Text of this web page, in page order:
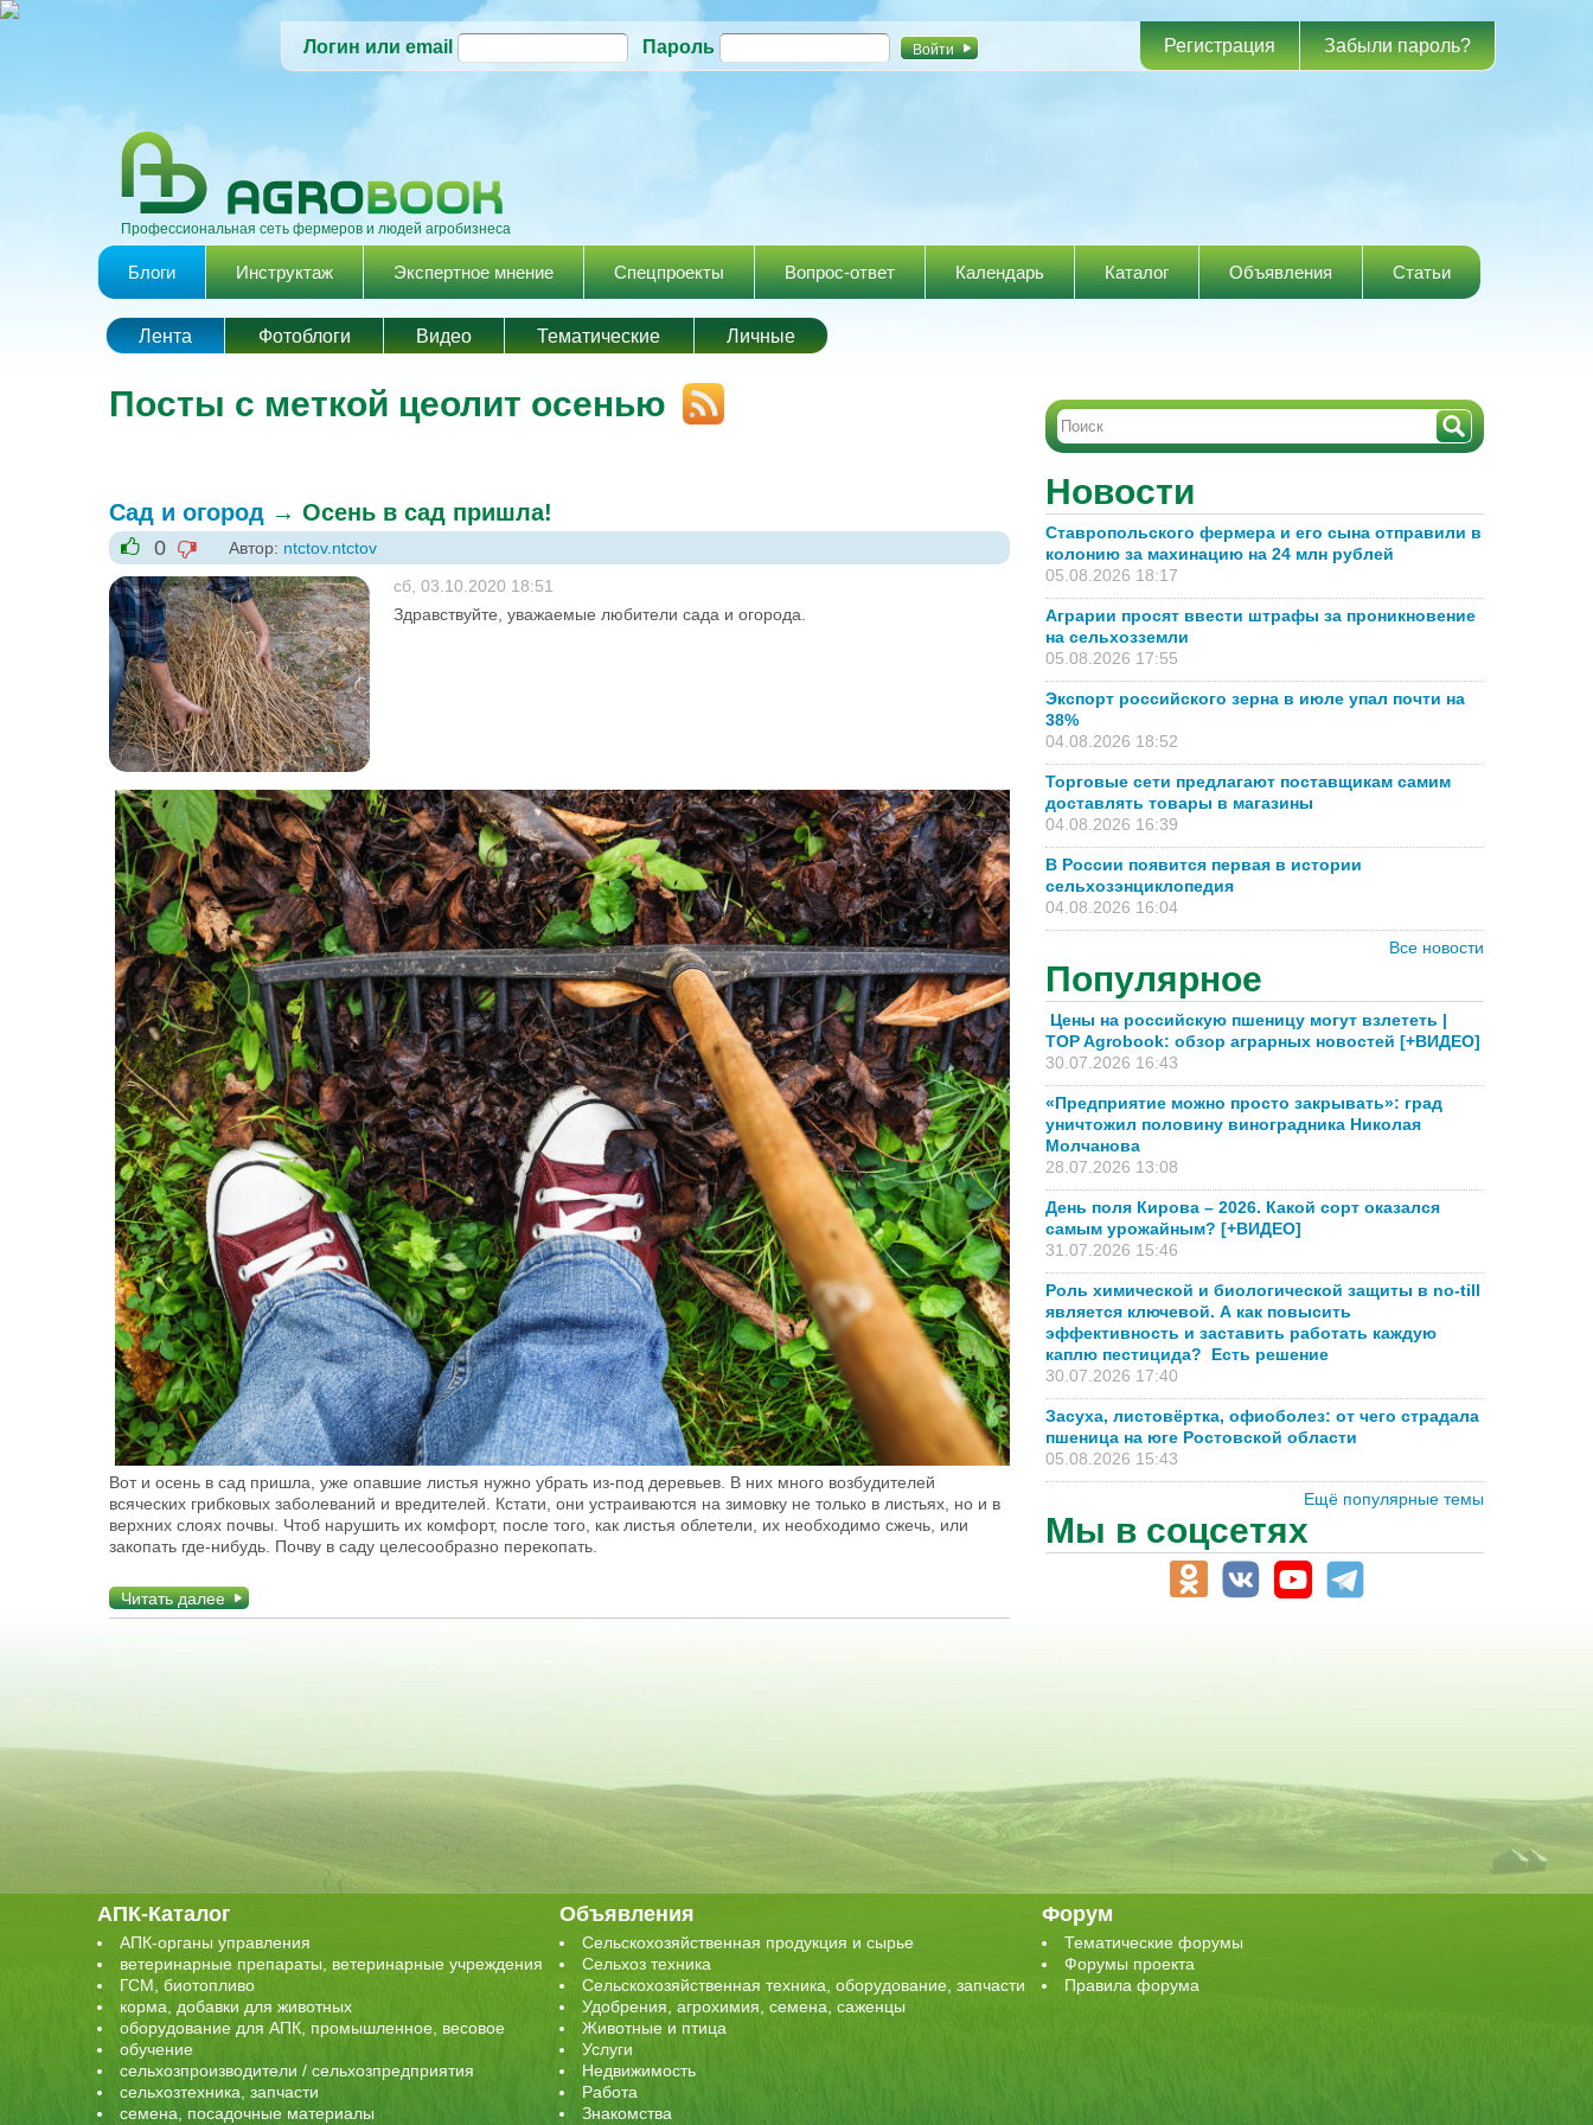
Перейти к
содержанию
Логин или email Пароль Регистрация Забыли пароль?
Профессиональная сеть фермеров и людей агробизнеса
Главное меню
Блоги Инструктаж Экспертное мнение Спецпроекты Вопрос-ответ Календарь Каталог Объявления Статьи
Лента Фотоблоги Видео Тематические Личные
Посты с меткой цеолит осенью
Сад и огород → Осень в сад пришла!
+1
0
-1
Автор: ntctov.ntctov
сб, 03.10.2020 18:51
Здравствуйте, уважаемые любители сада и огорода.
Вот и осень в сад пришла, уже опавшие листья нужно убрать из-под деревьев. В них много возбудителей
всяческих грибковых заболеваний и вредителей. Кстати, они устраиваются на зимовку не только в листьях, но и в
верхних слоях почвы. Чтоб нарушить их комфорт, после того, как листья облетели, их необходимо сжечь, или
закопать где-нибудь. Почву в саду целесообразно перекопать.
Читать далее
Новости
Ставропольского фермера и его сына отправили в
колонию за махинацию на 24 млн рублей
05.08.2026 18:17
Аграрии просят ввести штрафы за проникновение
на сельхозземли
05.08.2026 17:55
Экспорт российского зерна в июле упал почти на
38%
04.08.2026 18:52
Торговые сети предлагают поставщикам самим
доставлять товары в магазины
04.08.2026 16:39
В России появится первая в истории
сельхозэнциклопедия
04.08.2026 16:04
Все новости
Популярное
Цены на российскую пшеницу могут взлететь |
TOP Agrobook: обзор аграрных новостей [+ВИДЕО]
30.07.2026 16:43
«Предприятие можно просто закрывать»: град
уничтожил половину виноградника Николая
Молчанова
28.07.2026 13:08
День поля Кирова – 2026. Какой сорт оказался
самым урожайным? [+ВИДЕО]
31.07.2026 15:46
Роль химической и биологической защиты в no-till
является ключевой. А как повысить
эффективность и заставить работать каждую
каплю пестицида? Есть решение
30.07.2026 17:40
Засуха, листовёртка, офиоболез: от чего страдала
пшеница на юге Ростовской области
05.08.2026 15:43
Ещё популярные темы
Мы в соцсетях
АПК-Каталог
АПК-органы управления
ветеринарные препараты, ветеринарные учреждения
ГСМ, биотопливо
корма, добавки для животных
оборудование для АПК, промышленное, весовое
обучение
сельхозпроизводители / сельхозпредприятия
сельхозтехника, запчасти
семена, посадочные материалы
Объявления
Сельскохозяйственная продукция и сырье
Сельхоз техника
Сельскохозяйственная техника, оборудование, запчасти
Удобрения, агрохимия, семена, саженцы
Животные и птица
Услуги
Недвижимость
Работа
Знакомства
Форум
Тематические форумы
Форумы проекта
Правила форума